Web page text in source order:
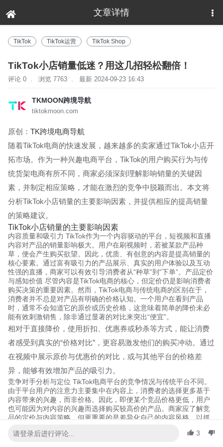
文章详情
TikTok TikTok运营 TikTok Shop
TikTok小店销量低迷？用这几招轻松翻倍！
评论 0 . 浏览 7763 . 最新 2024-09-23 16:43
TKMOON跨境导航
tiktokmoon.com
原创： TK跨境电商导航
随着TikTok电商的快速发展，越来越多的卖家通过TikTok小店开
拓市场。作为一种兴趣电商平台，TikTok的用户购买行为与传
统货架电商有所不同，商家必须深刻理解影响销量的关键因
素，并制定相应策略，才能在激烈的竞争中脱颖而出。本文将
分析TikTok小店销量的主要影响因素，并提供相应的提高销量
的策略建议。
TikTok小店销量的主要影响因素
内容质量和吸引力 TikTok作为一个内容驱动的平台，短视频和直播
内容对产品的销量影响极大。用户在刷视频时，若被某款产品种
草，便会产生购买欲望。因此，优质、有创意的内容是提高销量的
核心要素。通过富有吸引力的产品展示、真实的用户体验以及互动
性强的直播，商家可以有效引导消费者从“种草”到“下单”。产品定价
与感知价值 尽管内容是TikTok电商的核心，但定价仍是影响消费者
购买决策的重要因素。然而，TikTok电商与传统电商的区别在于，
消费者并不总是对产品有明确的价格认知。一个用户在看到产品
时，通常不会知道它的原价或历史价格，这意味着简单的降价未必
能有效刺激销售，除非通过显著的对比来突出“便宜”。
相对于直接降价，使用折扣、优惠券或秒杀等方式，能让消费
者感受到真实的“价格对比”，更容易激发他们的购买冲动。通过
在视频中展示原价与优惠价的对比，或与其他平台的价格差
异，能够有效增加产品的吸引力。
竞争对手分析与定位 TikTok电商平台的竞争情况与传统平台不同。
由于平台用户的注意力主要集中在内容上，消费者的选择更多基于
内容带来的兴趣，而非价格。因此，即便某个竞品价格更低，用户
也可能因为对内容的兴趣而选择购买较高价的产品。商家应了解竞
品的定价与内容策略，但更重要的是差异化自己的内容风格，以抓
众群体，而TikTok电商通过其精准的算法，可以帮助商家将产品推
3